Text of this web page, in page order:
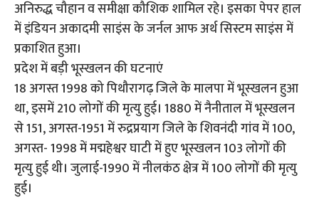
अनिरुद्ध चौहान व समीक्षा कौशिक शामिल रहे। इसका पेपर हाल
में इंडियन अकादमी साइंस के जर्नल आफ अर्थ सिस्टम साइंस में
प्रकाशित हुआ।
प्रदेश में बड़ी भूस्खलन की घटनाएं
18 अगस्त 1998 को पिथौरागढ़ जिले के मालपा में भूस्खलन हुआ
था, इसमें 210 लोगों की मृत्यु हुई। 1880 में नैनीताल में भूस्खलन
से 151, अगस्त-1951 में रुद्रप्रयाग जिले के शिवनंदी गांव में 100,
अगस्त- 1998 में मद्महेश्वर घाटी में हुए भूस्खलन 103 लोगों की
मृत्यु हुई थी। जुलाई-1990 में नीलकंठ क्षेत्र में 100 लोगों की मृत्यु
हुई।